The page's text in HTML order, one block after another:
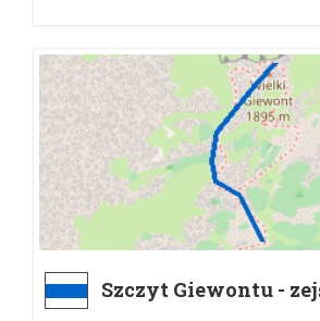
Szczyt Giewontu -